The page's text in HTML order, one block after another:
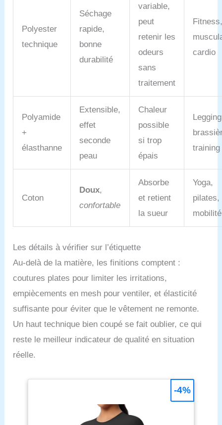
yoga Débardeur Fitness: conçu pour les femmes
actives, ce débardeur de sport femme est le choix
idéal pour vos entraînements de yoga, running ou
fitness. Sa matière légère, sans manches et
respirante assure une grande liberté de mouvement,
tandis que sa coupe et son dos aéré vous
garantissent un confort exceptionnel
Polyester
technique
Séchage
rapide,
bonne
durabilité
variable,
peut
retenir les
odeurs
sans
traitement
cardio
Polyamide
+
élasthanne
Extensible,
effet
seconde
peau
Chaleur
possible
si trop
épais
training
Coton
Doux,
confortable
Absorbe
et retient
la sueur
Yoga,
pilates,
mobilité
Les détails à vérifier sur l’étiquette
Au-delà de la matière, les finitions comptent :
coutures plates pour limiter les irritations,
empiècements en mesh pour ventiler, et élasticité
suffisante pour éviter que le vêtement ne remonte.
Un haut technique bien coupé se fait oublier, ce qui
reste le meilleur indicateur de qualité en situation
réelle.
-4%